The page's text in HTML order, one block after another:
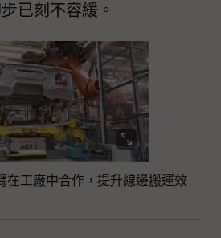
已刻不容緩。
在工廠中合作，提升線邊搬運效